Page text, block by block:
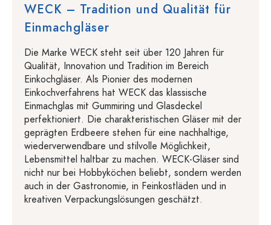
WECK – Tradition und Qualität für
Einmachgläser
Die Marke WECK steht seit über 120 Jahren für
Qualität, Innovation und Tradition im Bereich
Einkochgläser. Als Pionier des modernen
Einkochverfahrens hat WECK das klassische
Einmachglas mit Gummiring und Glasdeckel
perfektioniert. Die charakteristischen Gläser mit der
geprägten Erdbeere stehen für eine nachhaltige,
wiederverwendbare und stilvolle Möglichkeit,
Lebensmittel haltbar zu machen. WECK-Gläser sind
nicht nur bei Hobbyköchen beliebt, sondern werden
auch in der Gastronomie, in Feinkostläden und in
kreativen Verpackungslösungen geschätzt.